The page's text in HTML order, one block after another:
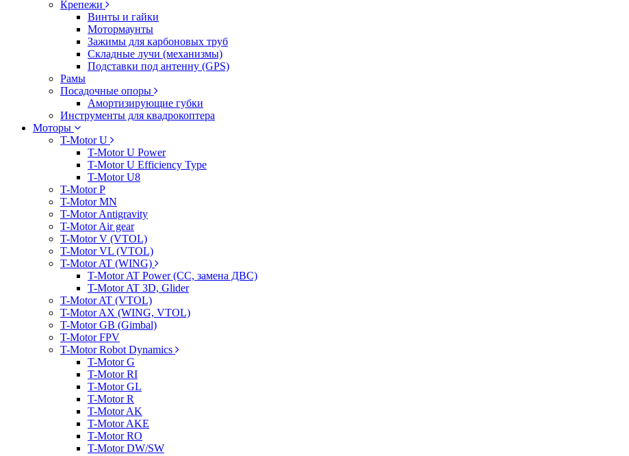
Крепежи
Винты и гайки
Мотормаунты
Зажимы для карбоновых труб
Складные лучи (механизмы)
Подставки под антенну (GPS)
Рамы
Посадочные опоры
Амортизирующие губки
Инструменты для квадрокоптера
Моторы
T-Motor U
T-Motor U Power
T-Motor U Efficiency Type
T-Motor U8
T-Motor P
T-Motor MN
T-Motor Antigravity
T-Motor Air gear
T-Motor V (VTOL)
T-Motor VL (VTOL)
T-Motor AT (WING)
T-Motor AT Power (CC, замена ДВС)
T-Motor AT 3D, Glider
T-Motor AT (VTOL)
T-Motor AX (WING, VTOL)
T-Motor GB (Gimbal)
T-Motor FPV
T-Motor Robot Dynamics
T-Motor G
T-Motor RI
T-Motor GL
T-Motor R
T-Motor AK
T-Motor AKE
T-Motor RO
T-Motor DW/SW